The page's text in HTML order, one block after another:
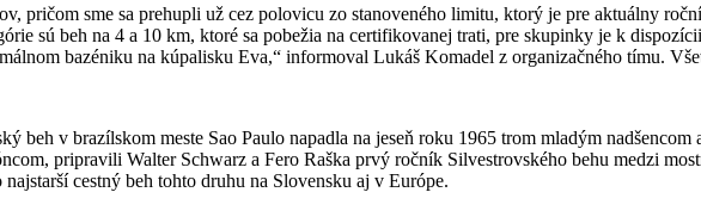
pričom sme sa prehupli už cez polovicu zo stanoveného limitu, ktorý je pre aktuálny
sú beh na 4 a 10 km, ktoré sa pobežia na certifikovanej trati, pre skupinky je k
bazéniku na kúpalisku Eva,“ informoval Lukáš Komadel z organizačného tímu.
beh v brazílskom meste Sao Paulo napadla na jeseň roku 1965 trom mladým
pripravili Walter Schwarz a Fero Raška prvý ročník Silvestrovského behu medzi
cestný beh tohto druhu na Slovensku aj v Európe.